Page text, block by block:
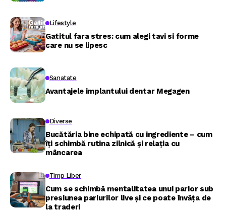
Lifestyle
Gatitul fara stres: cum alegi tavi si forme
care nu se lipesc
Sanatate
Avantajele implantului dentar Megagen
Diverse
Bucătăria bine echipată cu ingrediente – cum
îți schimbă rutina zilnică și relația cu
mâncarea
Timp Liber
Cum se schimbă mentalitatea unui parior sub
presiunea pariurilor live și ce poate învăța de
la traderi